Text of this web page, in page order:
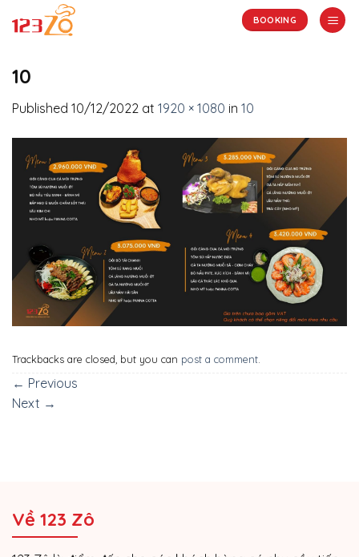
BOOKING
10
Published 10/12/2022 at 1920 × 1080 in 10
Trackbacks are closed, but you can post a comment
← Previous
Next →
Về 123 Zô